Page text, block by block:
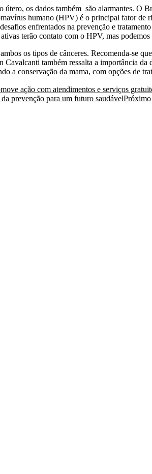
os dados também são alarmantes. O
humano (HPV) é o principal fator de
enfrentados na prevenção e
terão contato com o HPV, mas
os tipos de cânceres. Recomenda-se
também ressalta a importância
a conservação da mama, com opções de
ação com atendimentos e serviços
prevenção para um futuro saudávelPróximo